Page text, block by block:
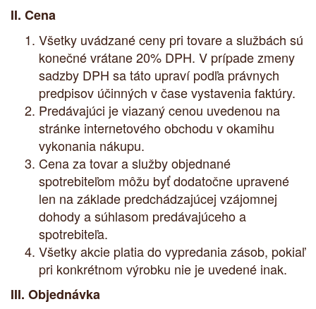
II. Cena
Všetky uvádzané ceny pri tovare a službách sú
konečné vrátane 20% DPH. V prípade zmeny
sadzby DPH sa táto upraví podľa právnych
predpisov účinných v čase vystavenia faktúry.
Predávajúci je viazaný cenou uvedenou na
stránke internetového obchodu v okamihu
vykonania nákupu.
Cena za tovar a služby objednané
spotrebiteľom môžu byť dodatočne upravené
len na základe predchádzajúcej vzájomnej
dohody a súhlasom predávajúceho a
spotrebiteľa.
Všetky akcie platia do vypredania zásob, pokiaľ
pri konkrétnom výrobku nie je uvedené inak.
III. Objednávka